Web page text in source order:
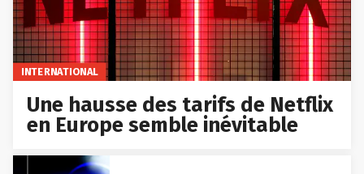
INTERNATIONAL
Une hausse des tarifs de Netflix
en Europe semble inévitable